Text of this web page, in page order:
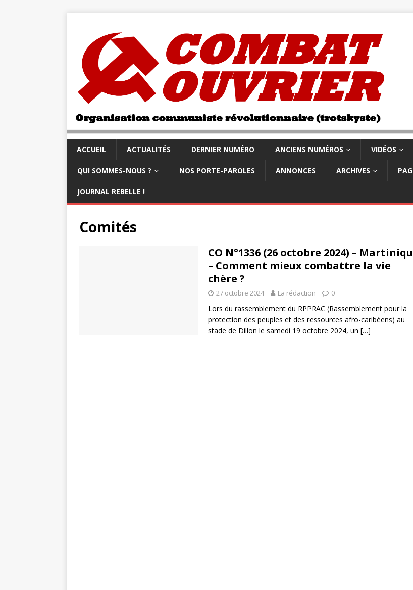
ACCUEIL ACTUALITÉS DERNIER NUMÉRO ANCIENS NUMÉROS VIDÉOS
QUI SOMMES-NOUS ? NOS PORTE-PAROLES ANNONCES ARCHIVES
JOURNAL REBELLE !
Comités
CO N°1336 (26 octobre 2024) –
– Comment mieux combattre la vie
chère ?
27 octobre 2024 La rédaction 0
Lors du rassemblement du RPPRAC (Rassemblement pour la
protection des peuples et des ressources afro-caribéens) au
stade de Dillon le samedi 19 octobre 2024, un […]